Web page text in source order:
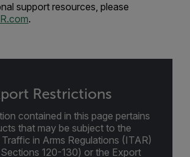
support resources, please
.
Restrictions
contained in this page pertains
that may be subject to the
in Arms Regulations (ITAR)
Sections 120-130) or the Export